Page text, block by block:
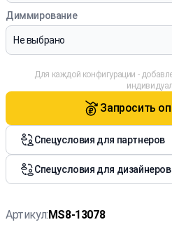
Артикул:MS8-13078
Диммирование
Для каждой конфигурации -
Запросить
Спецусловия для партнеров
Спецусловия для дизайнеров